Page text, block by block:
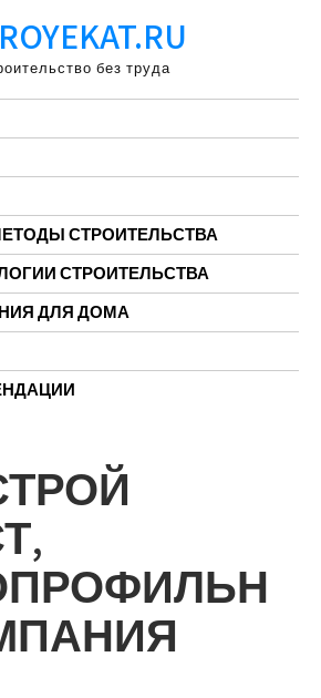
без труда
СТРОИТЕЛЬСТВА
СТРОИТЕЛЬСТВА
ДЛЯ ДОМА